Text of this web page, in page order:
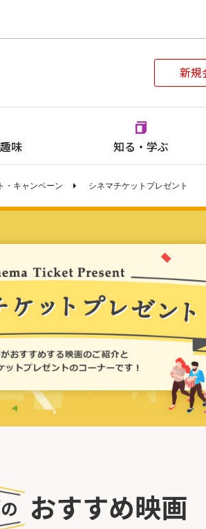
新規
味 知る・学ぶ
・キャンペーン シネマチケットプレゼント
の おすすめ映画